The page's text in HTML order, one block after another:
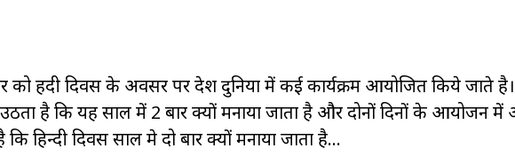
हिंदी दिवस के अवसर पर देश दुनिया में कई कार्यक्रम आयोजित किये जाते
है कि यह साल में 2 बार क्यों मनाया जाता है और दोनों दिनों के आयोजन
हिन्दी दिवस साल मे दो बार क्यों मनाया जाता है…